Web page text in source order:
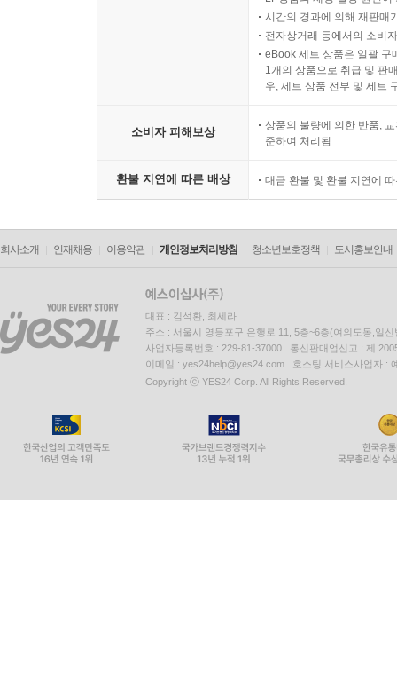
시간의 경과에 의해 재판매
전자상거래 등에서의 소비
eBook 세트 상품은 일괄 구
1개의 상품으로 취급 및 판
우, 세트 상품 전부 및 세트
소비자 피해보상
상품의 불량에 의한 반품,
준하여 처리됨
환불 지연에 따른 배상 대금 환불 및 환불 지연에
회사소개 인재채용 이용약관 개인정보처리방침 청소년보호정책 도서홍보안내
대표 : 김석환, 최세라
주소 : 서울시 영등포구 은행로 11, 5층~6층(여의도동,일신
사업자등록번호 : 229-81-37000 통신판매업신고 : 제
이메일 : yes24help@yes24.com 호스팅 서비스사업자 :
Copyright ⓒ YES24 Corp. All Rights Reserved.